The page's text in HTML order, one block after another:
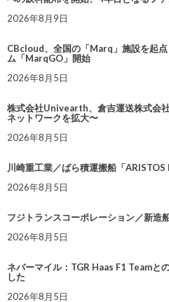
2026年8月9日
CBcloud、全国の「Marq」施設を起
ム「MarqGO」開始
2026年8月5日
株式会社Univearth、倉吉運送株式会
ネットワークを拡大〜
2026年8月5日
川崎重工業／ばら積運搬船「ARISTOS
2026年8月5日
フジトランスコーポレーション／新造
2026年8月5日
ネバーマイル：TGR Haas F1 Teamと
した
2026年8月5日